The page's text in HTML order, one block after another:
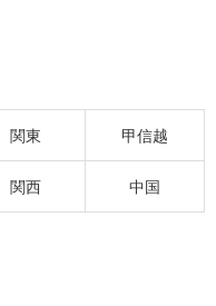
関東 甲信越
関西 中国